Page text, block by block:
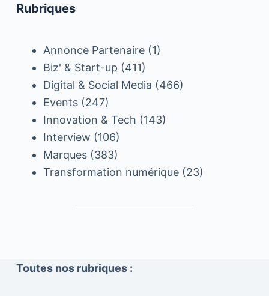
Rubriques
Annonce Partenaire(1)
Biz' & Start-up (411)
Digital & Social Media (466)
Events(247)
Innovation & Tech (143)
Interview (106)
Marques(383)
Transformation numérique(23)
Toutes nos rubriques :